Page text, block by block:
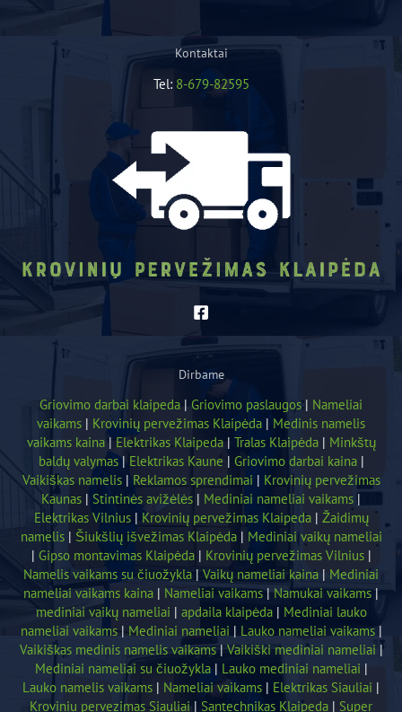
Kontaktai
Tel: 8-679-82595
Dirbame
Griovimo darbai klaipeda | Griovimo paslaugos| Nameliai
vaikams | Krovinių pervežimas Klaipėda | Medinis namelis
vaikams kaina|Elektrikas Klaipeda| Tralas Klaipėda| Minkštų
baldų valymas| Elektrikas Kaune | Griovimo darbai kaina|
Vaikiškas namelis| Reklamos sprendimai | Krovinių pervežimas
Kaunas | Stintinės avižėlės | Mediniai nameliai vaikams |
Elektrikas Vilnius| Krovinių pervežimas Klaipeda| Žaidimų
namelis| Šiukšlių išvežimas Klaipėda| Mediniai vaikų nameliai
| Gipso montavimas Klaipėda| Krovinių pervežimas Vilnius|
Namelis vaikams su čiuožykla | Vaikų nameliai kaina | Mediniai
nameliai vaikams kaina | Nameliai vaikams|Namukai vaikams |
mediniai vaikų nameliai | apdaila klaipėda| Mediniai lauko
nameliai vaikams| Mediniai nameliai | Lauko nameliai vaikams|
Vaikiškas medinis namelis vaikams|Vaikiški mediniai nameliai |
Mediniai nameliai su čiuožykla| Lauko mediniai nameliai |
Lauko namelis vaikams | Nameliai vaikams | Elektrikas Siauliai |
Kroviniu pervezimas Siauliai | Santechnikas Klaipeda | Super